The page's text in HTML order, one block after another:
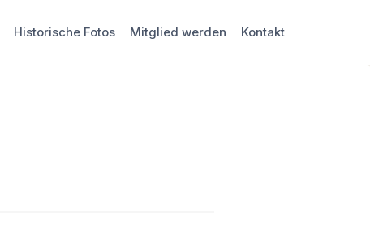
Historische Fotos Mitglied werden Kontakt